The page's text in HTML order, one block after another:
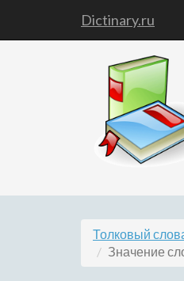
Dictinary.ru
Толковый
Значение